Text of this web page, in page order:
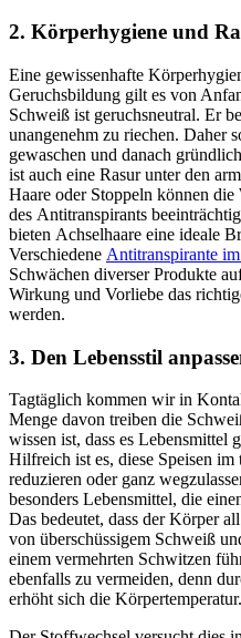
2. Körperhygiene und
Eine gewissenhafte
Geruchsbildung gilt es von
Schweiß ist geruchsneutral. Er
unangenehm zu riechen. Daher
gewaschen und danach
ist auch eine Rasur unter den
Haare oder Stoppeln können
des Antitranspirants
bieten Achselhaare eine ideale
Verschiedene Antitranspirante
Schwächen diverser Produkte
Wirkung und Vorliebe das
werden.
3. Den Lebensstil
Tagtäglich kommen wir in
Menge davon treiben die
wissen ist, dass es Lebensmittel
Hilfreich ist es, diese Speisen
reduzieren oder ganz
besonders Lebensmittel, die
Das bedeutet, dass der Körper
von überschüssigem Schweiß
einem vermehrten Schwitzen
ebenfalls zu vermeiden, denn
erhöht sich die Körpertemperatur.